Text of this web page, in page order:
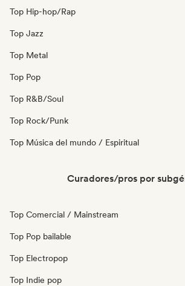
Top Hip-hop/Rap
Top Jazz
Top Metal
Top Pop
Top R&B/Soul
Top Rock/Punk
Top Música del mundo / Espiritual
Curadores/pros por
Top Comercial / Mainstream
Top Pop bailable
Top Electropop
Top Indie pop